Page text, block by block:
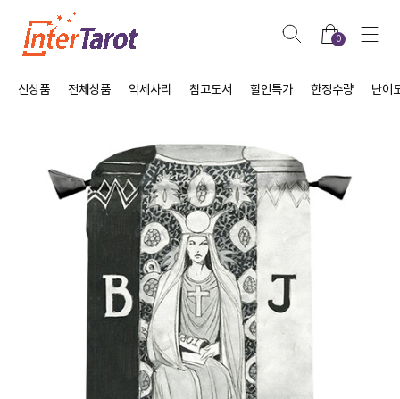
0
신상품 전체상품 악세사리 참고도서 할인특가 한정수량 난이